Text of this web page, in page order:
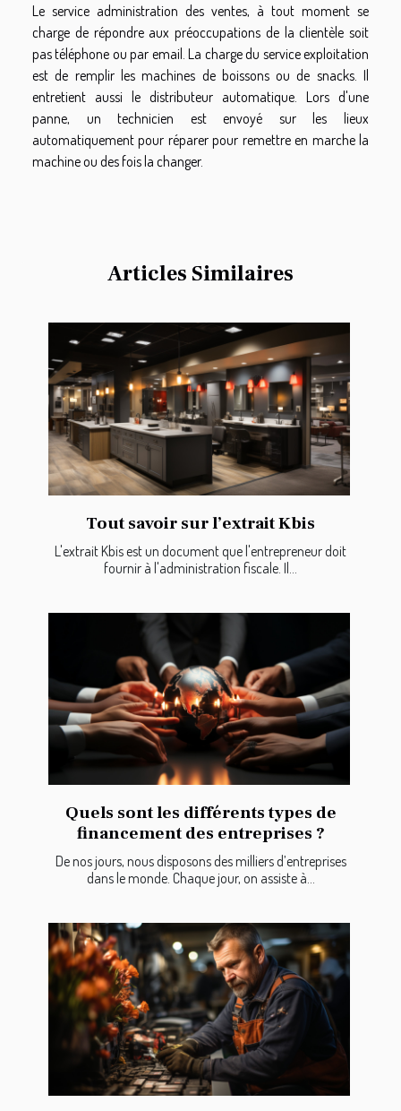
Le service administration des ventes, à tout moment se
charge de répondre aux préoccupations de la clientèle soit
pas téléphone ou par email. La charge du service exploitation
est de remplir les machines de boissons ou de snacks. Il
entretient aussi le distributeur automatique. Lors d'une
panne, un technicien est envoyé sur les lieux
automatiquement pour réparer pour remettre en marche la
machine ou des fois la changer.
Articles Similaires
Tout savoir sur l’extrait Kbis
L'extrait Kbis est un document que l'entrepreneur doit
fournir à l'administration fiscale. Il...
Quels sont les différents types de
financement des entreprises ?
De nos jours, nous disposons des milliers d’entreprises
dans le monde. Chaque jour, on assiste à...